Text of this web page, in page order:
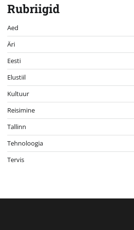
Rubriigid
Aed
Äri
Eesti
Elustiil
Kultuur
Reisimine
Tallinn
Tehnoloogia
Tervis